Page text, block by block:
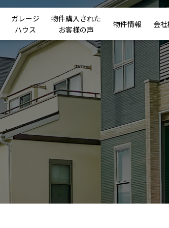
ガレージ
ハウス
物件購入された
お客様の声
物件情報 会